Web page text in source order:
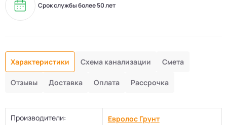
Срок службы более 50 лет
Характеристики Схема канализации Смета
Отзывы Доставка Оплата Рассрочка
Производители: Евролос Грунт